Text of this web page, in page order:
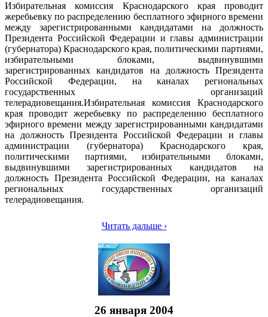
Избирательная комиссия Краснодарского края проводит
жеребьевку по распределению бесплатного эфирного времени
между зарегистрированными кандидатами на должность
Президента Российской Федерации и главы администрации
(губернатора) Краснодарского края, политическими партиями,
избирательными блоками, выдвинувшими
зарегистрированных кандидатов на должность Президента
Российской Федерации, на каналах региональных
государственных организаций
телерадиовещания.Избирательная комиссия Краснодарского
края проводит жеребьевку по распределению бесплатного
эфирного времени между зарегистрированными кандидатами
на должность Президента Российской Федерации и главы
администрации (губернатора) Краснодарского края,
политическими партиями, избирательными блоками,
выдвинувшими зарегистрированных кандидатов на
должность Президента Российской Федерации, на каналах
региональных государственных организаций
телерадиовещания.
Читать дальше ›
26 января 2004